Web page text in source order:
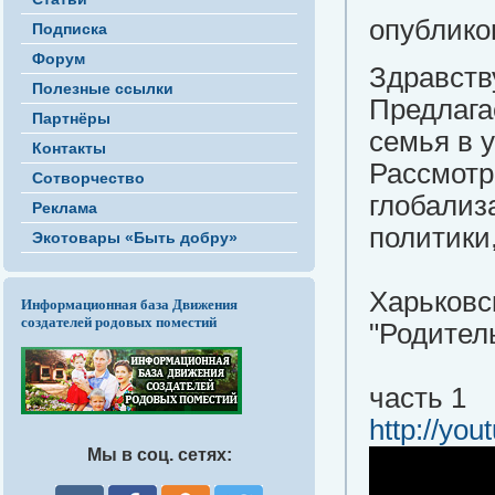
Подписка
Форум
Полезные ссылки
Партнёры
Контакты
Сотворчество
Реклама
Экотовары «Быть добру»
Информационная база Движения
создателей родовых поместий
Мы в соц. сетях:
семья в
часть 1
http://